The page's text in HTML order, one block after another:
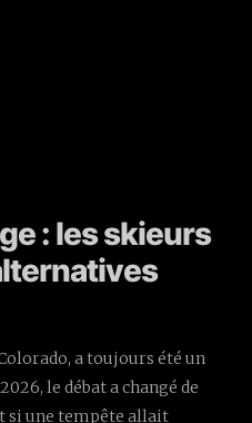
: les skieurs
a toujours été un
le débat a changé de
si une tempête allait